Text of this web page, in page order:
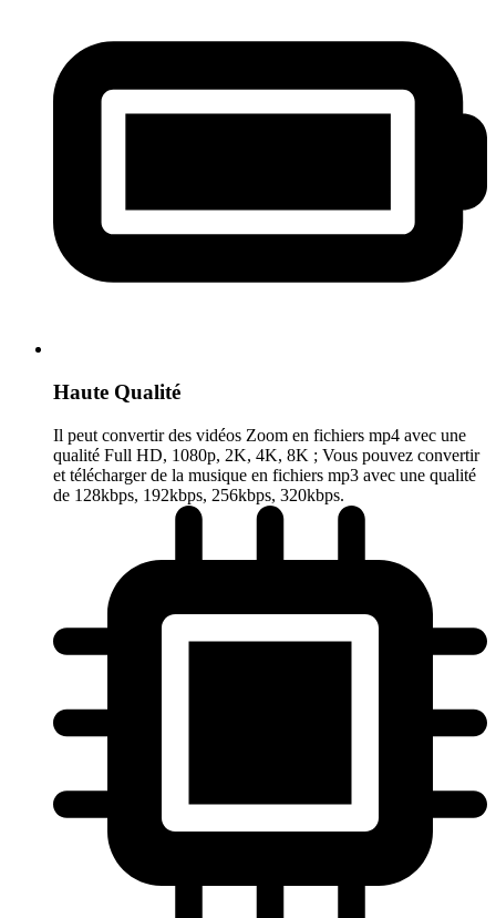
Haute Qualité
Il peut convertir des vidéos Zoom en fichiers mp4 avec une
qualité Full HD, 1080p, 2K, 4K, 8K ; Vous pouvez convertir
et télécharger de la musique en fichiers mp3 avec une qualité
de 128kbps, 192kbps, 256kbps, 320kbps.